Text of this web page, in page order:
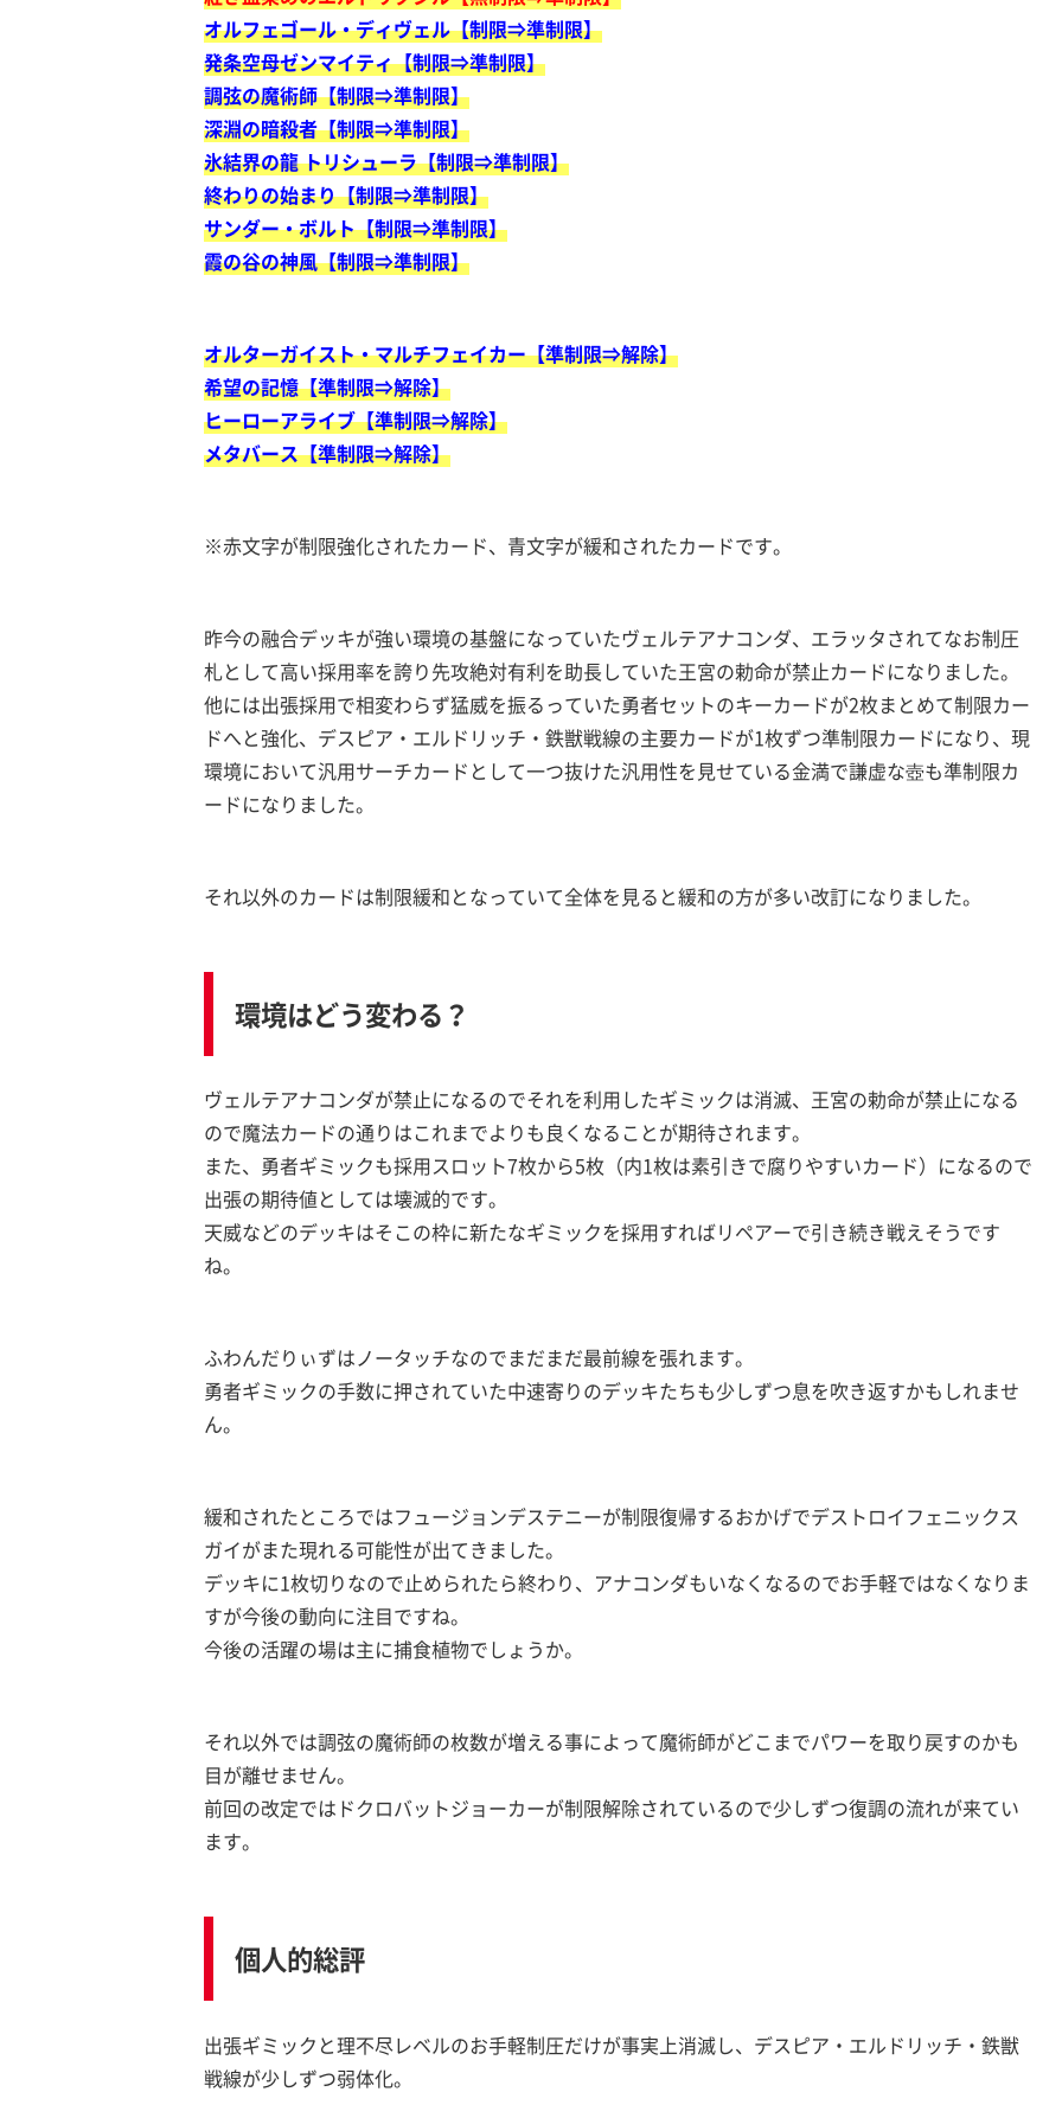
オルフェゴール・ディヴェル【制限⇒準制限】
発条空母ゼンマイティ【制限⇒準制限】
調弦の魔術師【制限⇒準制限】
深淵の暗殺者【制限⇒準制限】
氷結界の龍 トリシューラ【制限⇒準制限】
終わりの始まり【制限⇒準制限】
サンダー・ボルト【制限⇒準制限】
霞の谷の神風【制限⇒準制限】
オルターガイスト・マルチフェイカー【準制限⇒解除】
希望の記憶【準制限⇒解除】
ヒーローアライブ【準制限⇒解除】
メタバース【準制限⇒解除】
※赤文字が制限強化されたカード、青文字が緩和されたカードです。
昨今の融合デッキが強い環境の基盤になっていたヴェルテアナコンダ、エラッタされてなお制圧
札として高い採用率を誇り先攻絶対有利を助長していた王宮の勅命が禁止カードになりました。
他には出張採用で相変わらず猛威を振るっていた勇者セットのキーカードが2枚まとめて制限カー
ドへと強化、デスピア・エルドリッチ・鉄獣戦線の主要カードが1枚ずつ準制限カードになり、現
環境において汎用サーチカードとして一つ抜けた汎用性を見せている金満で謙虚な壺も準制限カ
ードになりました。
それ以外のカードは制限緩和となっていて全体を見ると緩和の方が多い改訂になりました。
環境はどう変わる？
ヴェルテアナコンダが禁止になるのでそれを利用したギミックは消滅、王宮の勅命が禁止になる
ので魔法カードの通りはこれまでよりも良くなることが期待されます。
また、勇者ギミックも採用スロット7枚から5枚（内1枚は素引きで腐りやすいカード）になるので
出張の期待値としては壊滅的です。
天威などのデッキはそこの枠に新たなギミックを採用すればリペアーで引き続き戦えそうです
ね。
ふわんだりぃずはノータッチなのでまだまだ最前線を張れます。
勇者ギミックの手数に押されていた中速寄りのデッキたちも少しずつ息を吹き返すかもしれませ
ん。
緩和されたところではフュージョンデステニーが制限復帰するおかげでデストロイフェニックス
ガイがまた現れる可能性が出てきました。
デッキに1枚切りなので止められたら終わり、アナコンダもいなくなるのでお手軽ではなくなりま
すが今後の動向に注目ですね。
今後の活躍の場は主に捕食植物でしょうか。
それ以外では調弦の魔術師の枚数が増える事によって魔術師がどこまでパワーを取り戻すのかも
目が離せません。
前回の改定ではドクロバットジョーカーが制限解除されているので少しずつ復調の流れが来てい
ます。
個人的総評
出張ギミックと理不尽レベルのお手軽制圧だけが事実上消滅し、デスピア・エルドリッチ・鉄獣
戦線が少しずつ弱体化。